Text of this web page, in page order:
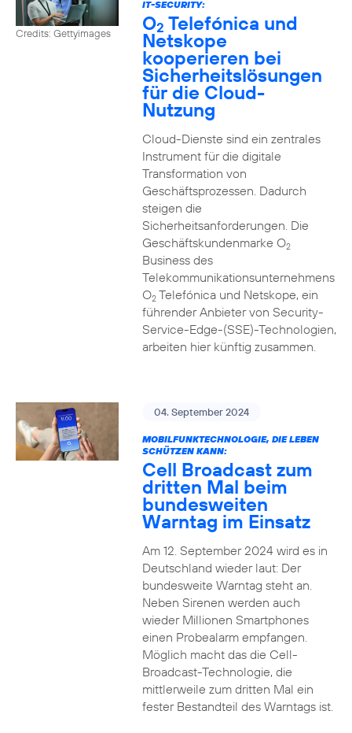
Credits: Gettyimages
IT-SECURITY:
O2 Telefónica und
Netskope
kooperieren bei
Sicherheitslösungen
für die Cloud-
Nutzung
Cloud-Dienste sind ein zentrales
Instrument für die digitale
Transformation von
Geschäftsprozessen. Dadurch
steigen die
Sicherheitsanforderungen. Die
Geschäftskundenmarke O2
Business des
Telekommunikationsunternehmens
O2Telefónica und Netskope, ein
führender Anbieter von Security-
Service-Edge-(SSE)-Technologien,
arbeiten hier künftig zusammen.
04. September 2024
MOBILFUNKTECHNOLOGIE, DIE LEBEN
SCHÜTZEN KANN:
Cell Broadcast zum
dritten Mal beim
bundesweiten
Warntag im Einsatz
Am 12. September 2024 wird es in
Deutschland wieder laut: Der
bundesweite Warntag steht an.
Neben Sirenen werden auch
wieder Millionen Smartphones
einen Probealarm empfangen.
Möglich macht das die Cell-
Broadcast-Technologie, die
mittlerweile zum dritten Mal ein
fester Bestandteil des Warntags ist.